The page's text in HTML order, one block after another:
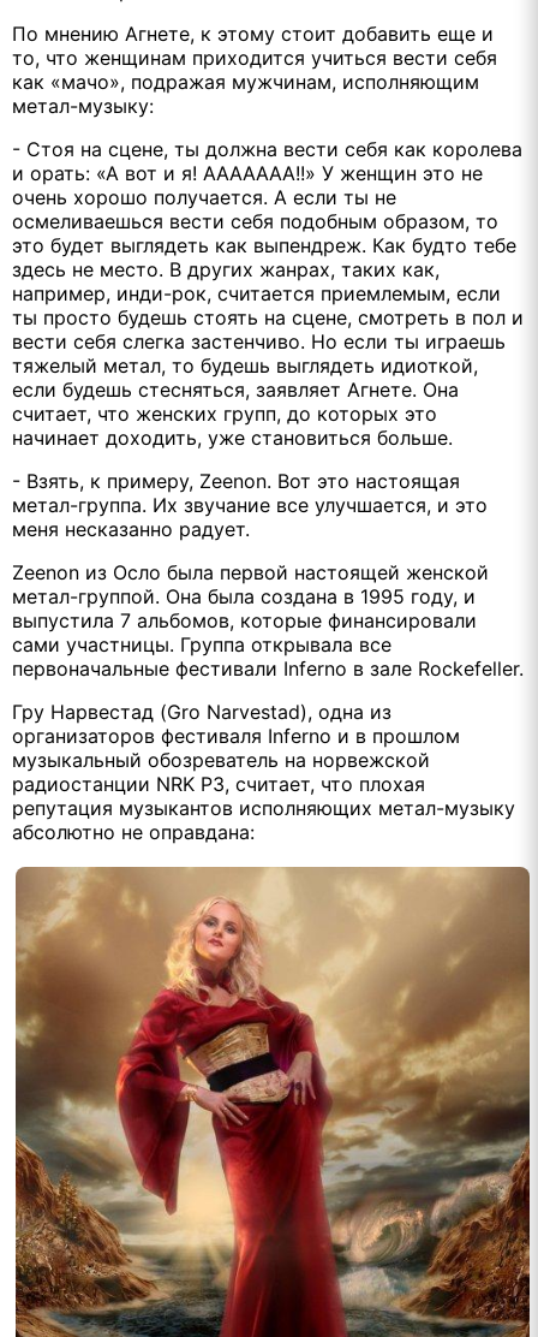
По мнению Агнете, к этому стоит добавить еще и
то, что женщинам приходится учиться вести себя
как «мачо», подражая мужчинам, исполняющим
метал-музыку:
- Стоя на сцене, ты должна вести себя как королева
и орать: «А вот и я! ААААААА!!» У женщин это не
очень хорошо получается. А если ты не
осмеливаешься вести себя подобным образом, то
это будет выглядеть как выпендреж. Как будто тебе
здесь не место. В других жанрах, таких как,
например, инди-рок, считается приемлемым, если
ты просто будешь стоять на сцене, смотреть в пол и
вести себя слегка застенчиво. Но если ты играешь
тяжелый метал, то будешь выглядеть идиоткой,
если будешь стесняться, заявляет Агнете. Она
считает, что женских групп, до которых это
начинает доходить, уже становиться больше.
- Взять, к примеру, Zeenon. Вот это настоящая
метал-группа. Их звучание все улучшается, и это
меня несказанно радует.
Zeenon из Осло была первой настоящей женской
метал-группой. Она была создана в 1995 году, и
выпустила 7 альбомов, которые финансировали
сами участницы. Группа открывала все
первоначальные фестивали Inferno в зале Rockefeller.
Гру Нарвестад (Gro Narvestad), одна из
организаторов фестиваля Inferno и в прошлом
музыкальный обозреватель на норвежской
радиостанции NRK P3, считает, что плохая
репутация музыкантов исполняющих метал-музыку
абсолютно не оправдана: